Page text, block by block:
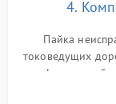
4.
Пайка
токоведущих
инфракрасной
BIOS